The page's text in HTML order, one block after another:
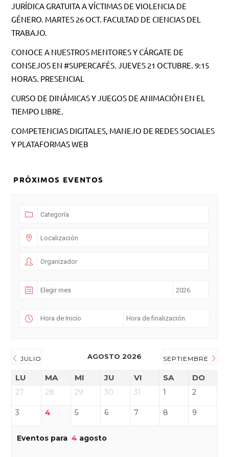
JURÍDICA GRATUITA A VÍCTIMAS DE VIOLENCIA DE
GÉNERO. MARTES 26 OCT. FACULTAD DE CIENCIAS DEL
TRABAJO.
CONOCE A NUESTROS MENTORES Y CÁRGATE DE
CONSEJOS EN #SUPERCAFÉS. JUEVES 21 OCTUBRE. 9:15
HORAS. PRESENCIAL
CURSO DE DINÁMICAS Y JUEGOS DE ANIMACIÓN EN EL
TIEMPO LIBRE.
COMPETENCIAS DIGITALES, MANEJO DE REDES SOCIALES
Y PLATAFORMAS WEB
PRÓXIMOS EVENTOS
JULIO AGOSTO 2026 SEPTIEMBRE
LU MA MI JU VI SA DO
27 28 29 30 31 1 2
3 4 5 6 7 8 9
Eventos para 4 agosto